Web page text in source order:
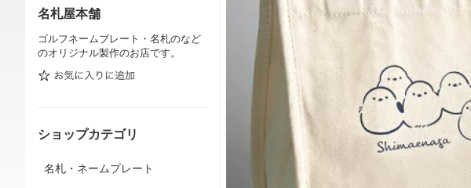
名札屋本舗
ゴルフネームプレート・名札のなど
のオリジナル製作のお店です。
ショップカテゴリ
名札・ネームプレート